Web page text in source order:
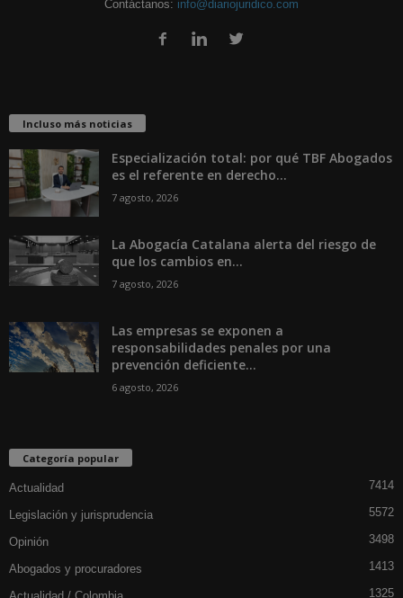
Contáctanos: info@diariojuridico.com
Incluso más noticias
Especialización total: por qué TBF Abogados
es el referente en derecho...
7 agosto, 2026
La Abogacía Catalana alerta del riesgo de
que los cambios en...
7 agosto, 2026
Las empresas se exponen a
responsabilidades penales por una
prevención deficiente...
6 agosto, 2026
Categoría popular
Actualidad 7414
Legislación y jurisprudencia 5572
Opinión 3498
Abogados y procuradores 1413
1325